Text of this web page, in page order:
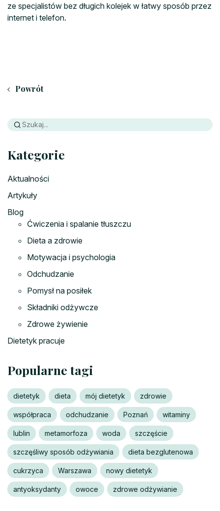
ze specjalistów bez długich kolejek w łatwy sposób przez
internet i telefon.
Powrót
Kategorie
Aktualności
Artykuły
Blog
Ćwiczenia i spalanie tłuszczu
Dieta a zdrowie
Motywacja i psychologia
Odchudzanie
Pomysł na posiłek
Składniki odżywcze
Zdrowe żywienie
Dietetyk pracuje
Popularne tagi
dietetyk dieta mój dietetyk zdrowie
współpraca odchudzanie Poznań witaminy
lublin metamorfoza woda szczęście
szczęśliwy sposób odżywiania dieta bezglutenowa
cukrzyca Warszawa nowy dietetyk
antyoksydanty owoce zdrowe odżywianie